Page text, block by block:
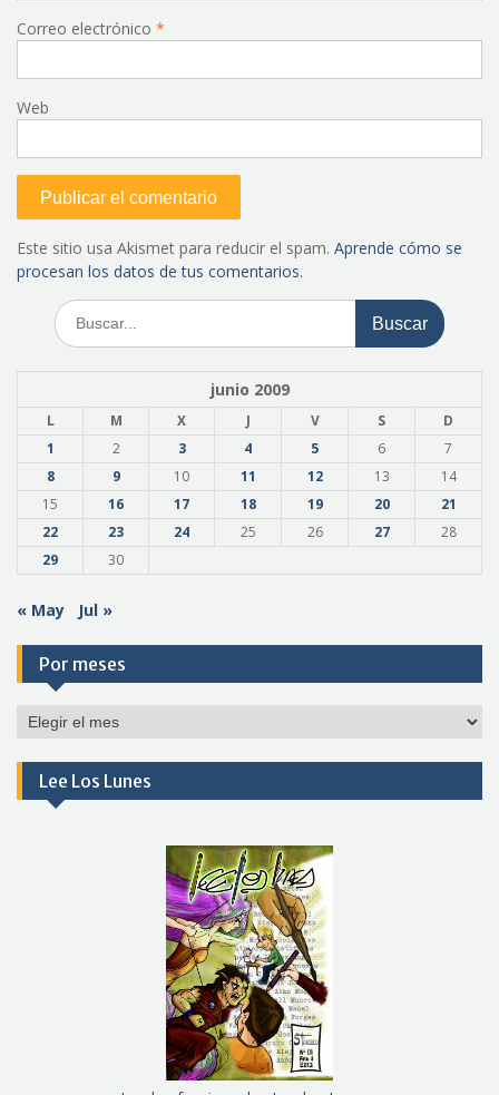
Correo electrónico *
Web
Este sitio usa Akismet para reducir el spam. Aprende cómo se
procesan los datos de tus comentarios.
Buscar:
junio 2009
L M X J V S
D
1
2 3 4 5 6
7
8
9 10 11 12 13
14
15
16 17 18 19 20
21
22
23 24 25 26 27
28
29
30
« May Jul »
Por meses
Por
Lee Los Lunes